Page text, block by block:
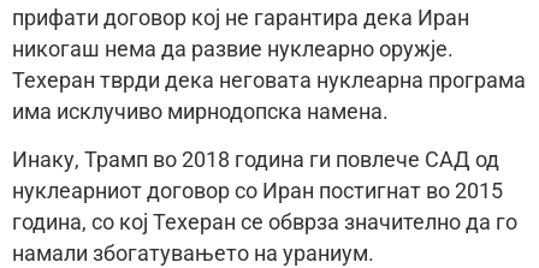
прифати договор кој не гарантира дека Иран
никогаш нема да развие нуклеарно оружје.
Техеран тврди дека неговата нуклеарна програма
има исклучиво мирнодопска намена.
Инаку, Трамп во 2018 година ги повлече САД од
нуклеарниот договор со Иран постигнат во 2015
година, со кој Техеран се обврза значително да го
намали збогатувањето на ураниум.